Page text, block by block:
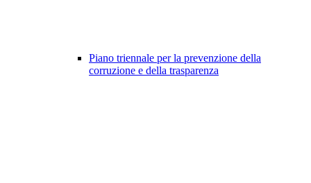
Piano triennale per la prevenzione della
corruzione e della trasparenza